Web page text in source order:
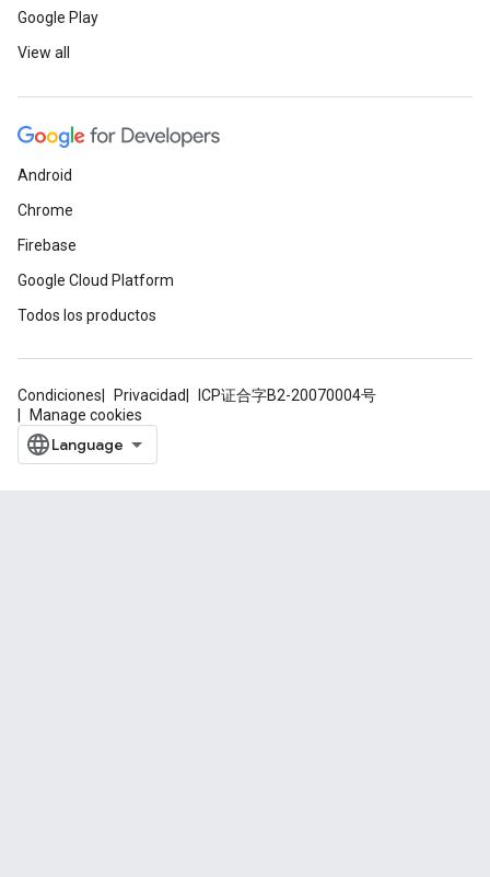
Google Play
View all
Android
Chrome
Firebase
Google Cloud Platform
Todos los productos
Condiciones Privacidad
ICP证合字B2-20070004号
Manage cookies